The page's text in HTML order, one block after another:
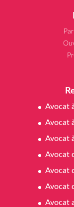
Avocat
Avocat
Avocat
Avocat
Avocat
Avocat
Avocat